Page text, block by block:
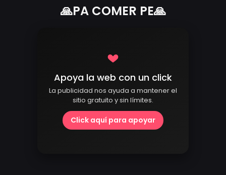
🙏PA COMER PE🙏
Apoya la web con un click
La publicidad nos ayuda a mantener el
sitio gratuito y sin límites.
Click aquí para apoyar